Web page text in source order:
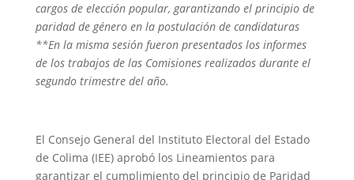
cargos de elección popular, garantizando el principio de
paridad de género en la postulación de candidaturas
**En la misma sesión fueron presentados los informes
de los trabajos de las Comisiones realizados durante el
segundo trimestre del año.
El Consejo General del Instituto Electoral del Estado
de Colima (IEE) aprobó los Lineamientos para
garantizar el cumplimiento del principio de Paridad